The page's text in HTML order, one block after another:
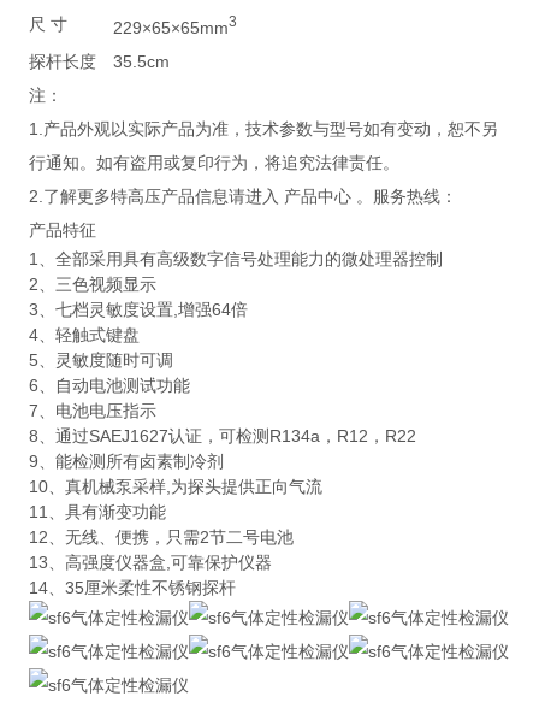
尺 寸
229×65×65mm3
探杆长度
35.5cm
注：
1.产品外观以实际产品为准，技术参数与型号如有变动，恕不另
行通知。如有盗用或复印行为，将追究法律责任。
2.了解更多特高压产品信息请进入 产品中心 。服务热线：
产品特征
1、全部采用具有高级数字信号处理能力的微处理器控制
2、三色视频显示
3、七档灵敏度设置,增强64倍
4、轻触式键盘
5、灵敏度随时可调
6、自动电池测试功能
7、电池电压指示
8、通过SAEJ1627认证，可检测R134a，R12，R22
9、能检测所有卤素制冷剂
10、真机械泵采样,为探头提供正向气流
11、具有渐变功能
12、无线、便携，只需2节二号电池
13、高强度仪器盒,可靠保护仪器
14、35厘米柔性不锈钢探杆